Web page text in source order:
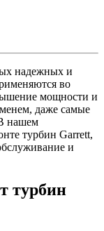
надежных и
во
мощности и
даже самые
нашем
турбин Garrett,
и
турбин